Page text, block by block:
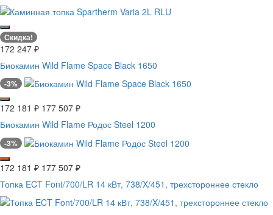
Скидка!
172 247 ₽
Биокамин Wild Flame Space Black 1650
-3%
172 181 ₽ 177 507 ₽
Биокамин Wild Flame Родос Steel 1200
-3%
172 181 ₽ 177 507 ₽
Топка ECT Font/700/LR 14 кВт, 738/X/451, трехстороннее стекло